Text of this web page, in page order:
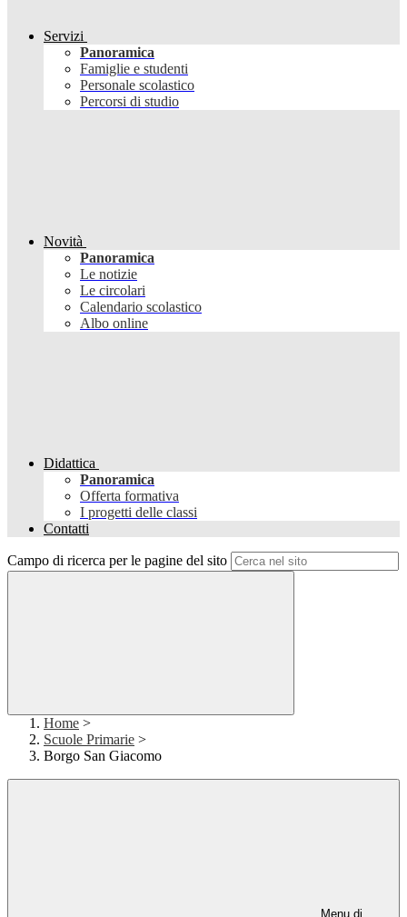
Servizi
Panoramica
Famiglie e studenti
Personale scolastico
Percorsi di studio
Novità
Panoramica
Le notizie
Le circolari
Calendario scolastico
Albo online
Didattica
Panoramica
Offerta formativa
I progetti delle classi
Contatti
Campo di ricerca per le pagine del sito
Home >
Scuole Primarie >
Borgo San Giacomo
Menu di